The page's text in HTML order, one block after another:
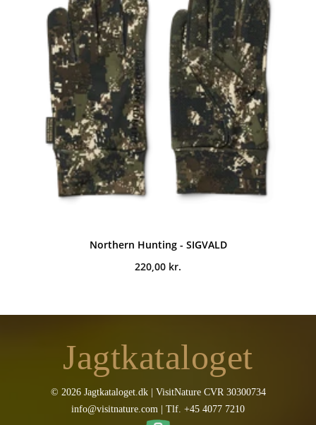
Northern Hunting - SIGVALD
220,00 kr.
Jagtkataloget
© 2026 Jagtkataloget.dk | VisitNature CVR 30300734
info@visitnature.com | Tlf. +45 4077 7210